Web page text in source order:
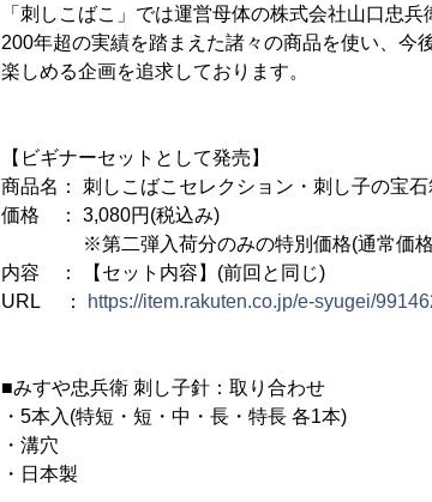
「刺しこばこ」では運営母体の株式会社山口忠
200年超の実績を踏まえた諸々の商品を使い、今
楽しめる企画を追求しております。
【ビギナーセットとして発売】
商品名： 刺しこばこセレクション・刺し子の宝石
価格 ： 3,080円(税込み)
※第二弾入荷分のみの特別価格(通常価格
内容 ： 【セット内容】(前回と同じ)
URL ：
https://item.rakuten.co.jp/e-syugei/
■みすや忠兵衛 刺し子針：取り合わせ
・5本入(特短・短・中・長・特長 各1本)
・溝穴
・日本製